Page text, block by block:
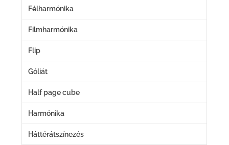
Félharmónika
Filmharmónika
Flip
Góliát
Half page cube
Harmónika
Háttérátszínezés